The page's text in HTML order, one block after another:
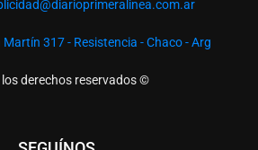
Martín 317 - Resistencia - Chaco - Arg
los derechos reservados ©